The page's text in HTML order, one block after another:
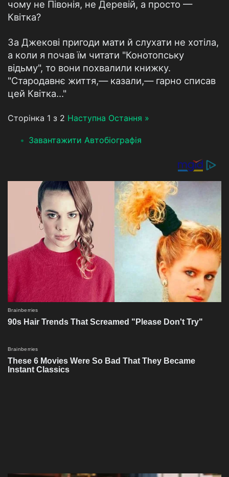
чому не Півонія, не Деревій, а просто —
Квітка?
За Джекові пригоди мати й слухати не хотіла,
а коли я почав їм читати "Конотопську
відьму", то вони похвалили книжку.
"Стародавнє життя,— казали,— гарно списав
цей Квітка..."
Сторінка 1 з 2 Наступна Остання »
Завантажити Автобіографія